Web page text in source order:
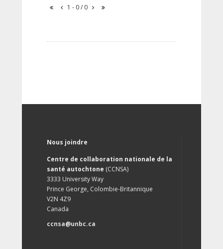
1 - 0 / 0
Nous joindre
Centre de collaboration nationale de la
santé autochtone (CCNSA)
3333 University Way
Prince George, Colombie-Britannique
V2N 4Z9
Canada
ccnsa@unbc.ca